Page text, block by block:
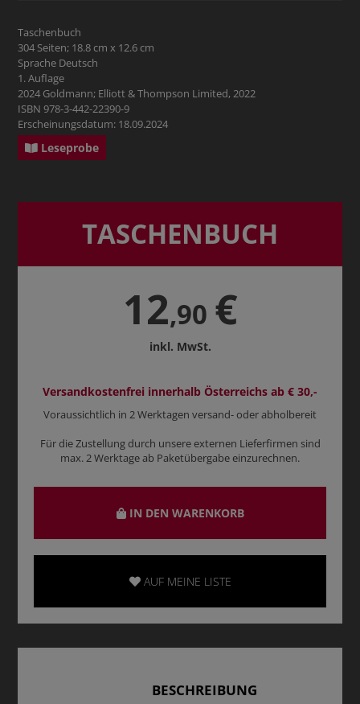
Taschenbuch
304 Seiten; 18.8 cm x 12.6 cm
Sprache Deutsch
1. Auflage
2024 Goldmann; Elliott & Thompson Limited, 2022
ISBN 978-3-442-22390-9
Erscheinungsdatum: 18.09.2024
Leseprobe
TASCHENBUCH
12,90 €
inkl. MwSt.
Versandkostenfrei innerhalb Österreichs ab € 30,-
Voraussichtlich in 2 Werktagen versand- oder abholbereit
Für die Zustellung durch unsere externen Lieferfirmen sind
max. 2 Werktage ab Paketübergabe einzurechnen.
IN DEN WARENKORB
AUF MEINE LISTE
BESCHREIBUNG